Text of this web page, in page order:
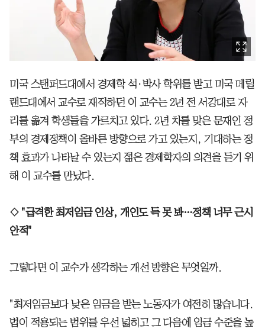
미국 스탠퍼드대에서 경제학 석·박사 학위를 받고 미국 메릴
랜드대에서 교수로 재직하던 이 교수는 2년 전 서강대로 자
리를 옮겨 학생들을 가르치고 있다. 2년 차를 맞은 문재인 정
부의 경제정책이 올바른 방향으로 가고 있는지, 기대하는 정
책 효과가 나타날 수 있는지 젊은 경제학자의 의견을 듣기 위
해 이 교수를 만났다.
◇ "급격한 최저임금 인상, 개인도 득 못 봐…정책 너무 근시
안적"
그렇다면 이 교수가 생각하는 개선 방향은 무엇일까.
"최저임금보다 낮은 임금을 받는 노동자가 여전히 많습니다.
법이 적용되는 범위를 우선 넓히고 그 다음에 임금 수준을 높